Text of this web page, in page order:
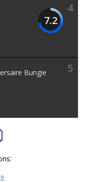
4
7.2
5
Bungie